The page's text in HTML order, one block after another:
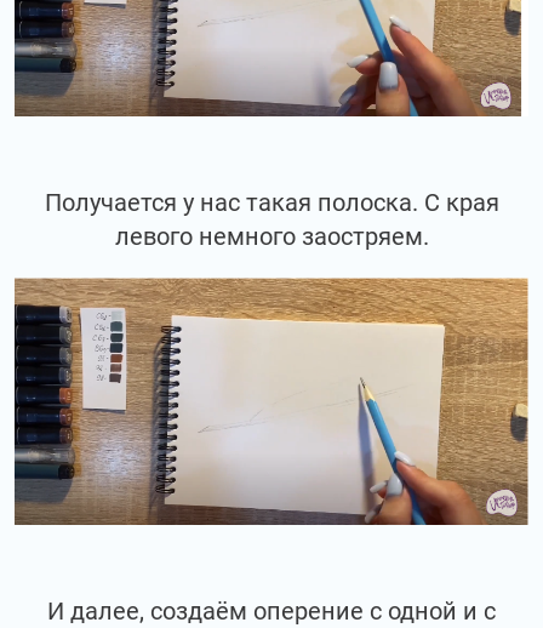
Получается у нас такая полоска. С края
левого немного заостряем.
И далее, создаём оперение с одной и с